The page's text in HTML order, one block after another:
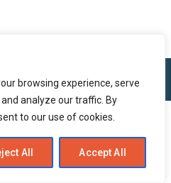
browsing experience, serve
analyze our traffic. By
to our use of cookies.
All Accept All